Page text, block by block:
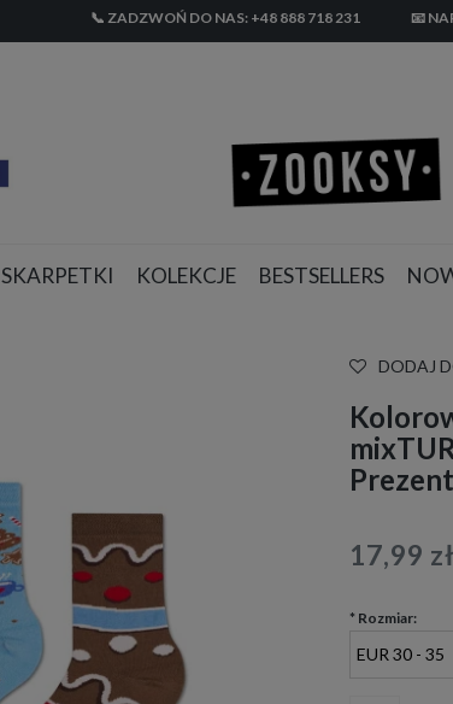
📞 ZADZWOŃ DO NAS: +48 888 718 231 📧
SKARPETKI KOLEKCJE BESTSELLERS
DODAJ
17,99 zł
* Rozmiar: